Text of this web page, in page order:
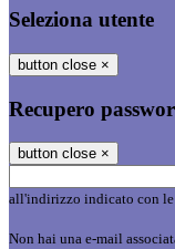
Seleziona utente
button close ×
Recupero
button close ×
all'indirizzo indicato con le
Non hai una e-mail